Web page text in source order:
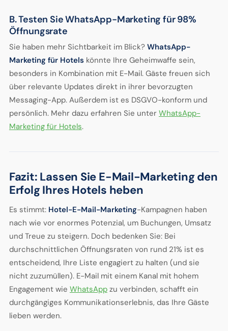
B. Testen Sie WhatsApp-Marketing für 98%
Öffnungsrate
Sie haben mehr Sichtbarkeit im Blick? WhatsApp-
Marketing für Hotels könnte Ihre Geheimwaffe sein,
besonders in Kombination mit E-Mail. Gäste freuen sich
über relevante Updates direkt in ihrer bevorzugten
Messaging-App. Außerdem ist es DSGVO-konform und
persönlich. Mehr dazu erfahren Sie unter WhatsApp-
Marketing für Hotels.
Fazit: Lassen Sie E-Mail-Marketing den
Erfolg Ihres Hotels heben
Es stimmt: Hotel-E-Mail-Marketing-Kampagnen haben
nach wie vor enormes Potenzial, um Buchungen, Umsatz
und Treue zu steigern. Doch bedenken Sie: Bei
durchschnittlichen Öffnungsraten von rund 21% ist es
entscheidend, Ihre Liste engagiert zu halten (und sie
nicht zuzumüllen). E-Mail mit einem Kanal mit hohem
Engagement wie WhatsAppzu verbinden, schafft ein
durchgängiges Kommunikationserlebnis, das Ihre Gäste
lieben werden.